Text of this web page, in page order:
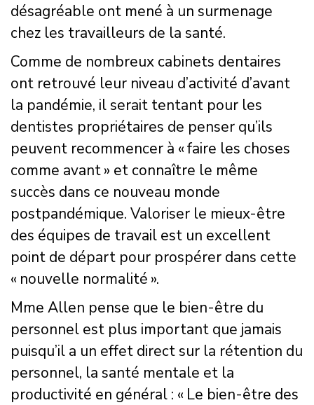
désagréable ont mené à un surmenage
chez les travailleurs de la santé.
Comme de nombreux cabinets dentaires
ont retrouvé leur niveau d’activité d’avant
la pandémie, il serait tentant pour les
dentistes propriétaires de penser qu’ils
peuvent recommencer à « faire les choses
comme avant » et connaître le même
succès dans ce nouveau monde
postpandémique. Valoriser le mieux-être
des équipes de travail est un excellent
point de départ pour prospérer dans cette
« nouvelle normalité ».
Mme Allen pense que le bien-être du
personnel est plus important que jamais
puisqu’il a un effet direct sur la rétention du
personnel, la santé mentale et la
productivité en général : « Le bien-être des